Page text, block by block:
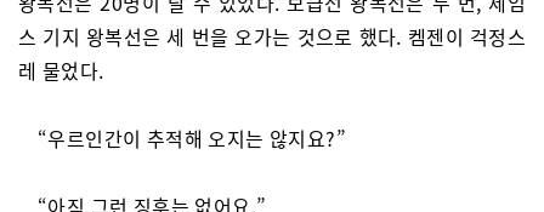
스 기지 왕복선은 세 번을 오가는 것으로 했다. 켐젠이 걱정스
레 물었다.
“우르인간이 추적해 오지는 않지요?”
“아직 그런 징후는 없어요.”